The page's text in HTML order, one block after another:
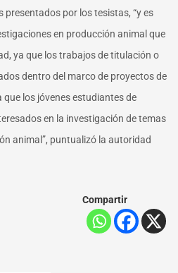
por los tesistas, “y es
en producción animal que
ya que los trabajos de titulación o
dentro del marco de proyectos de
los jóvenes estudiantes de
en la investigación de temas
animal”, puntualizó la autoridad
Compartir